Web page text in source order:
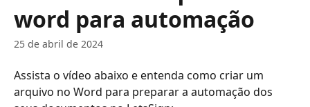
word para automação
25 de abril de 2024
Assista o vídeo abaixo e entenda como criar um
arquivo no Word para preparar a automação dos